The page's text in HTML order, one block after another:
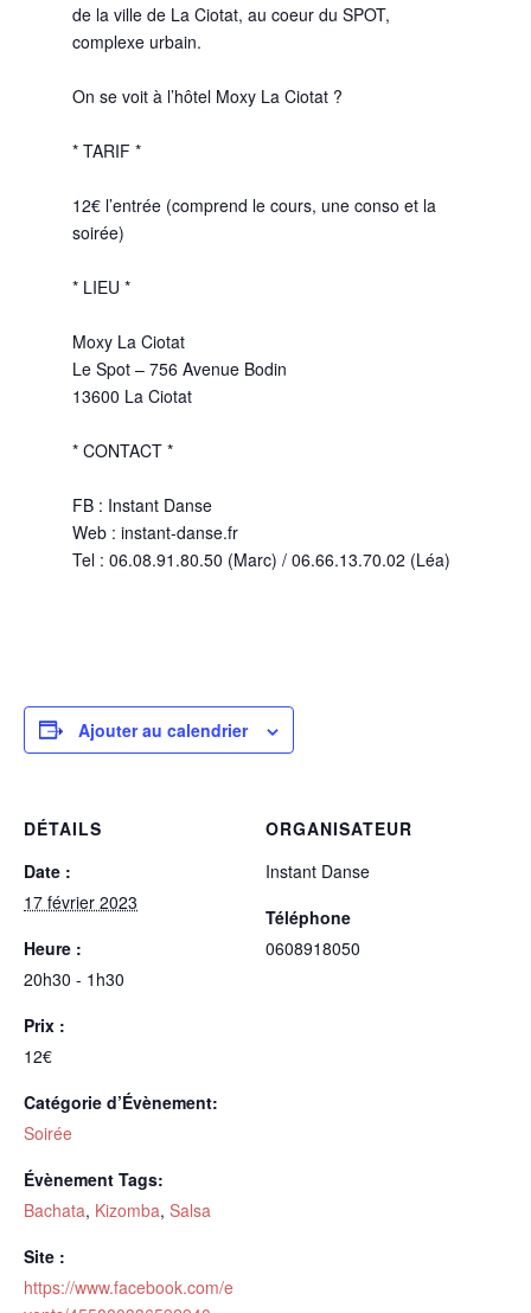
de la ville de La Ciotat, au coeur du SPOT,
complexe urbain.
On se voit à l’hôtel Moxy La Ciotat ?
* TARIF *
12€ l’entrée (comprend le cours, une conso et la
soirée)
* LIEU *
Moxy La Ciotat
Le Spot – 756 Avenue Bodin
13600 La Ciotat
* CONTACT *
FB : Instant Danse
Web : instant-danse.fr
Tel : 06.08.91.80.50 (Marc) / 06.66.13.70.02 (Léa)
Ajouter au calendrier
DÉTAILS
Date :
17 février 2023
Heure :
20h30 - 1h30
Prix :
12€
Catégorie d’Évènement:
Soirée
Évènement Tags:
Bachata, Kizomba, Salsa
Site :
https://www.facebook.com/e
ORGANISATEUR
Instant Danse
Téléphone
0608918050